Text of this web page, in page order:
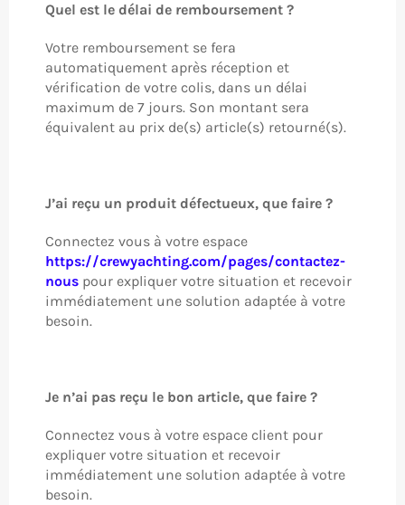
Quel est le délai de remboursement ?
Votre remboursement se fera
automatiquement après réception et
vérification de votre colis, dans un délai
maximum de 7 jours. Son montant sera
équivalent au prix de(s) article(s) retourné(s).
J’ai reçu un produit défectueux, que faire ?
Connectez vous à votre espace
https://crewyachting.com/pages/contactez-
nous pour expliquer votre situation et recevoir
immédiatement une solution adaptée à votre
besoin.
Je n’ai pas reçu le bon article, que faire ?
Connectez vous à votre espace client pour
expliquer votre situation et recevoir
immédiatement une solution adaptée à votre
besoin.